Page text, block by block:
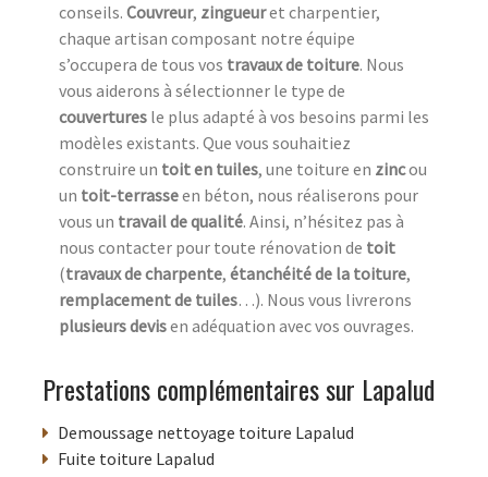
conseils. Couvreur, zingueuret charpentier,
chaque artisan composant notre équipe
s’occupera de tous vos travaux de toiture. Nous
vous aiderons à sélectionner le type de
couvertures le plus adapté à vos besoins parmi les
modèles existants. Que vous souhaitiez
construire un toit en tuiles, une toiture en zincou
un toit-terrasseen béton, nous réaliserons pour
vous un travail de qualité. Ainsi, n’hésitez pas à
nous contacter pour toute rénovation de toit
(travaux de charpente, étanchéité de la toiture,
remplacement de tuiles…). Nous vous livrerons
plusieurs devisen adéquation avec vos ouvrages.
Prestations complémentaires sur Lapalud
Demoussage nettoyage toiture Lapalud
Fuite toiture Lapalud